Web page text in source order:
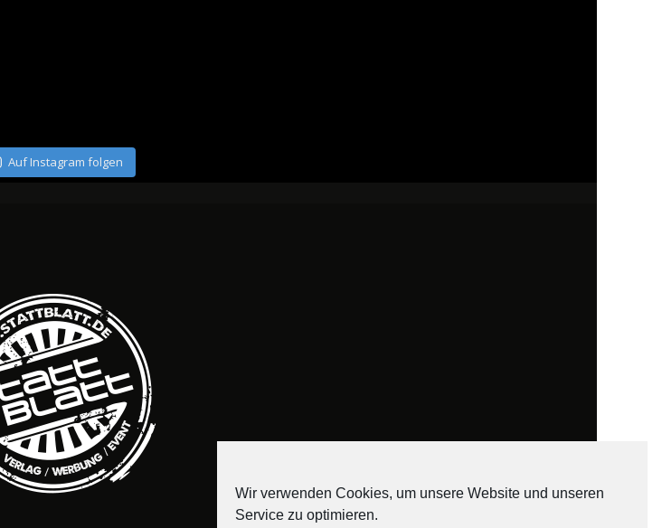
Auf Instagram folgen
Wir verwenden Cookies, um unsere Website und unseren
Service zu optimieren.